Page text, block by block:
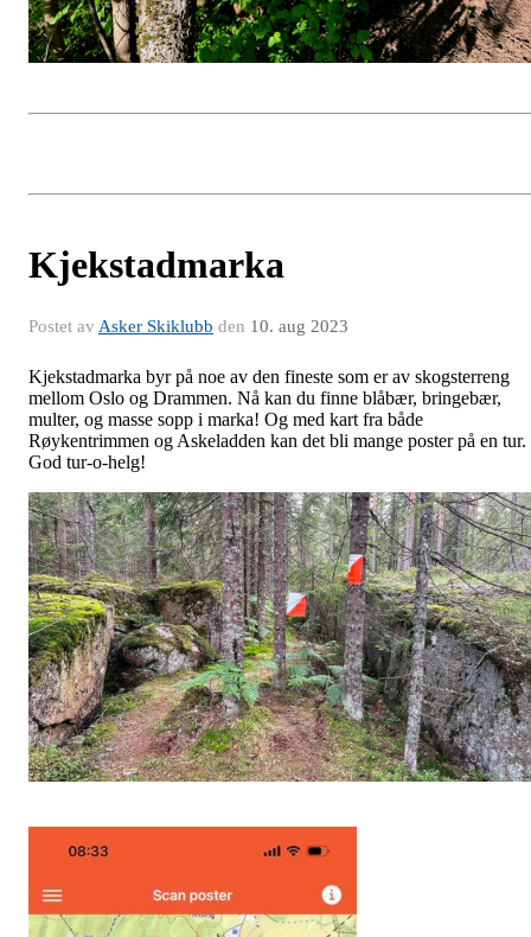
Kjekstadmarka
Postet av Asker Skiklubb den 10. aug 2023
Kjekstadmarka byr på noe av den fineste som er av skogsterreng
mellom Oslo og Drammen. Nå kan du finne blåbær, bringebær,
multer, og masse sopp i marka! Og med kart fra både
Røykentrimmen og Askeladden kan det bli mange poster på en tur.
God tur-o-helg!